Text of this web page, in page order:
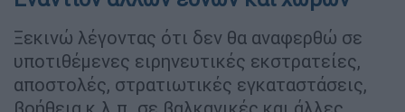
Ξεκινώ λέγοντας ότι δεν θα αναφερθώ σε
υποτιθέμενες ειρηνευτικές εκστρατείες,
αποστολές, στρατιωτικές εγκαταστάσεις,